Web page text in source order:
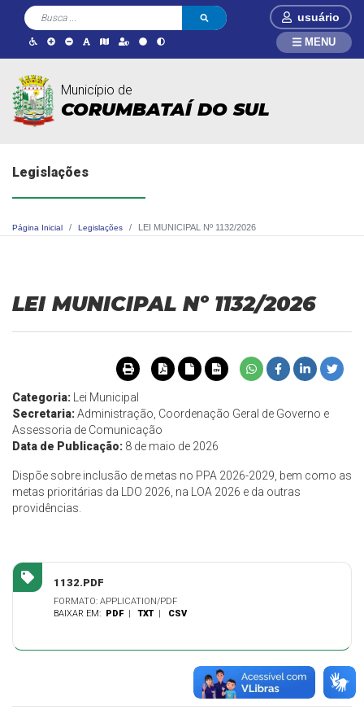
usuário
Município de
CORUMBATAÍ DO SUL
MENU
Legislações
Página Inicial Legislações LEI MUNICIPAL Nº 1132/2026
LEI MUNICIPAL Nº 1132/2026
Categoria:
Lei Municipal
Secretaria:Administração, Coordenação Geral de Governo e
Assessoria de Comunicação
Data de Publicação: 8 de maio de 2026
Dispõe sobre inclusão de metas no PPA 2026-2029, bem como as
metas prioritárias da LDO 2026, na LOA 2026 e da outras
providências.
1132.PDF
FORMATO: APPLICATION/PDF
BAIXAR EM: PDF |TXT | CSV